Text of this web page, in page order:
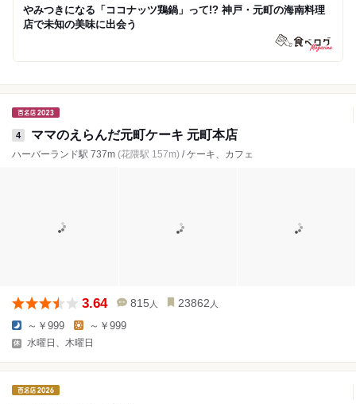
やみつきになる「ココナッツ鶏鍋」って!? 神戸・元町の海南料理
店で未知の美味に出会う
4 ママのえらんだ元町ケーキ 元町本店
ハーバーランド駅 737m (花隈駅 157m) / ケーキ、カフェ
3.64 815 人 23862 人
～￥999 ～￥999
水曜日、木曜日